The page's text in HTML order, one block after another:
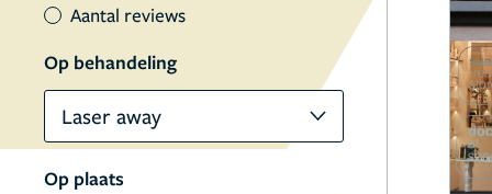
Aantal reviews
Op behandeling
Laser away
Op plaats